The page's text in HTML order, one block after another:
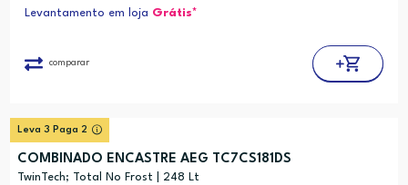
Levantamento em loja Grátis*
comparar
Leva 3 Paga 2
COMBINADO ENCASTRE AEG TC7CS181DS
TwinTech; Total No Frost | 248 Lt